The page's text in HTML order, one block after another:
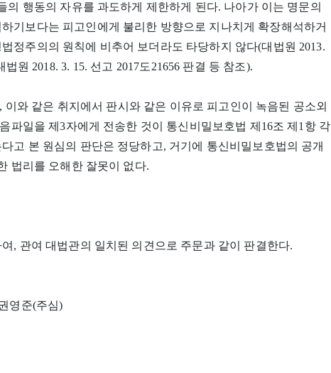
의 행동의 자유를 과도하게 제한하게 된다. 나아가 이는 명문의
기보다는 피고인에게 불리한 방향으로 지나치게 확장해석하거
정주의의 원칙에 비추어 보더라도 타당하지 않다(대법원 2013.
법원 2018. 3. 15. 선고 2017도21656 판결 등 참조).
와 같은 취지에서 판시와 같은 이유로 피고인이 녹음된 공소외
파일을 제3자에게 전송한 것이 통신비밀보호법 제16조 제1항 각
고 본 원심의 판단은 정당하고, 거기에 통신비밀보호법의 공개
법리를 오해한 잘못이 없다.
, 관여 대법관의 일치된 의견으로 주문과 같이 판결한다.
영준(주심)